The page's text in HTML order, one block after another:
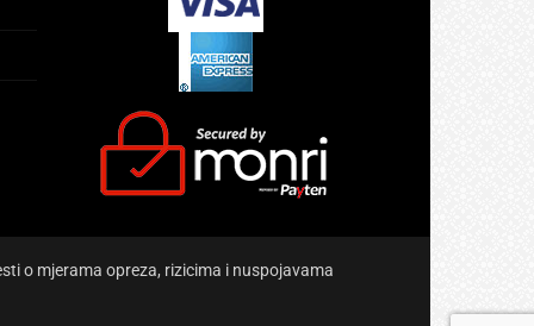
o mjerama opreza, rizicima i nuspojavama